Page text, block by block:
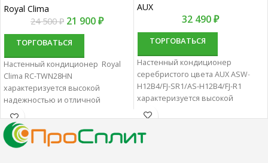
Royal Clima
24 500₽ 21 900₽
ТОРГОВАТЬСЯ
Настенный кондиционер Royal
Clima RC-TWN28HN
характеризуется высокой
надежностью и отличной
производительностью.
Настенные сплит-системы лучше
всего подходят для
кондиционирования небольших
AUX
32 490₽
ТОРГОВАТЬСЯ
Настенный кондиционер
серебристого цвета AUX ASW-
H12B4/FJ-SR1/AS-H12B4/FJ-R1
характеризуется высокой
надежностью и отличной
Настенные сплит-системы лучше
всего подходят для